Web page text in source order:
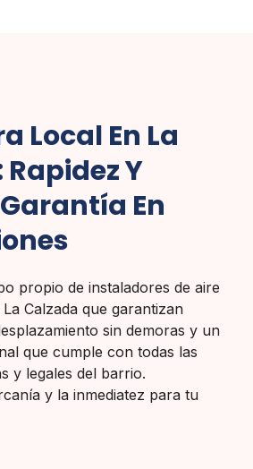
Local En La
Y
En
propio de instaladores de aire
Calzada que garantizan
sin demoras y un
que cumple con todas las
y legales del barrio.
y la inmediatez para tu